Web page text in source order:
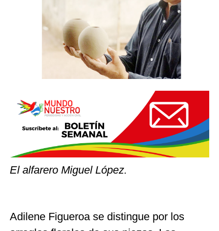
El alfarero Miguel López.
Adilene Figueroa se distingue por los